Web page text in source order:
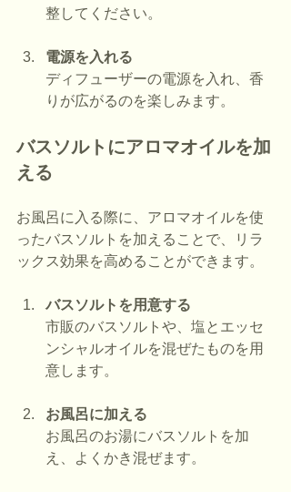
整してください。
電源を入れる
ディフューザーの電源を入れ、香
りが広がるのを楽しみます。
バスソルトにアロマオイルを加
える
お風呂に入る際に、アロマオイルを使
ったバスソルトを加えることで、リラ
ックス効果を高めることができます。
バスソルトを用意する
市販のバスソルトや、塩とエッセ
ンシャルオイルを混ぜたものを用
意します。
お風呂に加える
お風呂のお湯にバスソルトを加
え、よくかき混ぜます。